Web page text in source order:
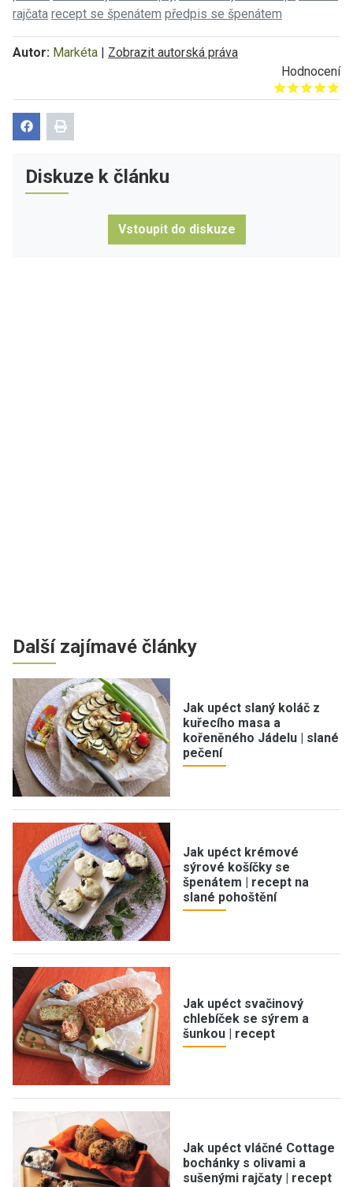
rajčata recept se špenátem předpis se špenátem
Autor: Markéta | Zobrazit autorská práva
Hodnocení
Give it 1/5
Give it 2/5
Give it 3/5
Give it 4/5
Give it 5/5
Diskuze k článku
Vstoupit do diskuze
Další zajímavé články
Jak upéct slaný koláč z
kuřecího masa a
kořeněného Jádelu | slané
pečení
Jak upéct krémové
sýrové košíčky se
špenátem | recept na
slané pohoštění
Jak upéct svačinový
chlebíček se sýrem a
šunkou | recept
Jak upéct vláčné Cottage
bochánky s olivami a
sušenými rajčaty | recept